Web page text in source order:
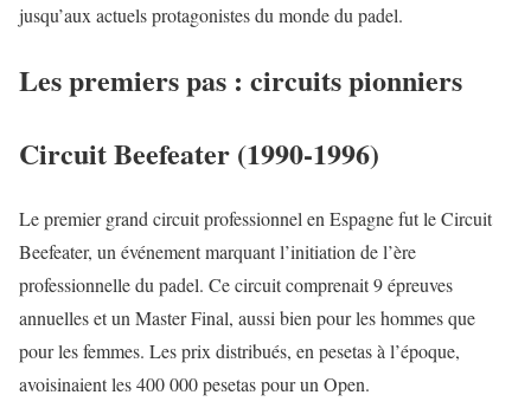
jusqu’aux actuels protagonistes du monde du padel.
Les premiers pas : circuits pionniers
Circuit Beefeater (1990-1996)
Le premier grand circuit professionnel en Espagne fut le Circuit
Beefeater, un événement marquant l’initiation de l’ère
professionnelle du padel. Ce circuit comprenait 9 épreuves
annuelles et un Master Final, aussi bien pour les hommes que
pour les femmes. Les prix distribués, en pesetas à l’époque,
avoisinaient les 400 000 pesetas pour un Open.